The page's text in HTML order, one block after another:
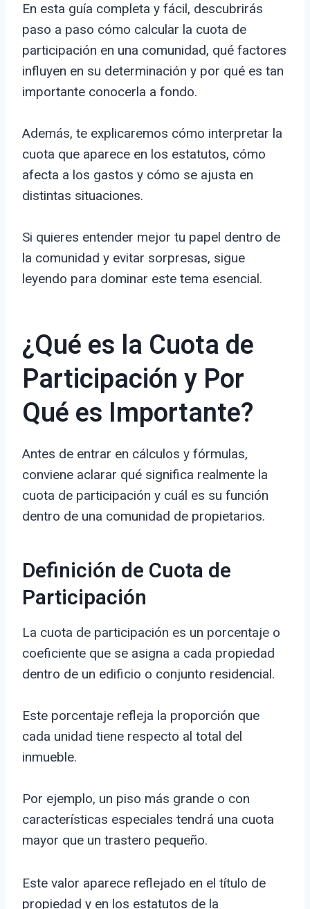
En esta guía completa y fácil, descubrirás
paso a paso cómo calcular la cuota de
participación en una comunidad, qué factores
influyen en su determinación y por qué es tan
importante conocerla a fondo.
Además, te explicaremos cómo interpretar la
cuota que aparece en los estatutos, cómo
afecta a los gastos y cómo se ajusta en
distintas situaciones.
Si quieres entender mejor tu papel dentro de
la comunidad y evitar sorpresas, sigue
leyendo para dominar este tema esencial.
¿Qué es la Cuota de
Participación y Por
Qué es Importante?
Antes de entrar en cálculos y fórmulas,
conviene aclarar qué significa realmente la
cuota de participación y cuál es su función
dentro de una comunidad de propietarios.
Definición de Cuota de
Participación
La cuota de participación es un porcentaje o
coeficiente que se asigna a cada propiedad
dentro de un edificio o conjunto residencial.
Este porcentaje refleja la proporción que
cada unidad tiene respecto al total del
inmueble.
Por ejemplo, un piso más grande o con
características especiales tendrá una cuota
mayor que un trastero pequeño.
Este valor aparece reflejado en el título de
propiedad y en los estatutos de la